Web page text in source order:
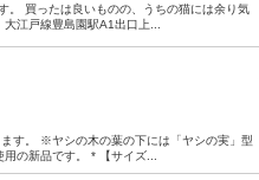
。 買ったは良いものの、うちの猫には余り気
江戸線豊島園駅A1出口上...
す。 ※ヤシの木の葉の下には「ヤシの実」型
の新品です。 * 【サイズ...